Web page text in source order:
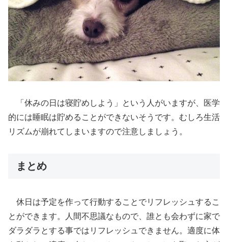
「休みの日は寝貯めしよう」という人がいますが、医学
的には睡眠は貯めることができないそうです。むしろ生活
リズムが崩れてしまいますので注意しましょう。
まとめ
休日は予定を作って行動することでリフレッシュするこ
とができます。人間不思議なもので、誰とも会わずに家で
ダラダラとする事ではリフレッシュできません。適度に体